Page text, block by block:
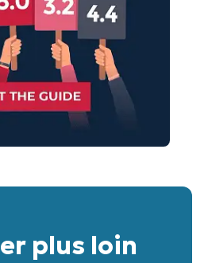
plus loin
essai de 14 jours
requise, accès complet à
fonctionnalités.